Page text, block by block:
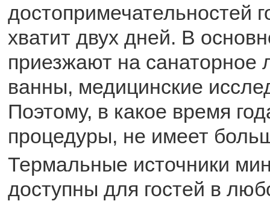
достопримечательностей
хватит двух дней. В
приезжают на санаторное
ванны, медицинские
Поэтому, в какое время
процедуры, не имеет
Термальные источники
доступны для гостей в